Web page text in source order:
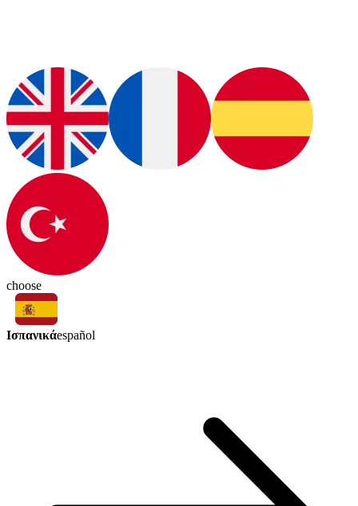
choose
Ισπανικάespañol